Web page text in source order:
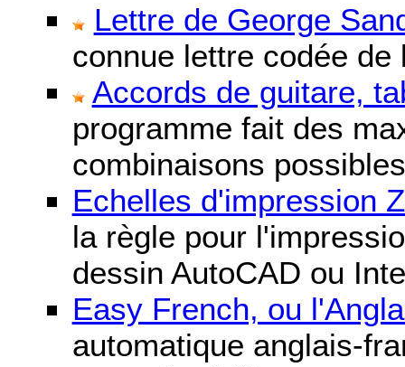
Lettre de George
connue lettre codée
Accords de guitare,
programme fait des
combinaisons
Echelles d'impression
la règle pour
dessin AutoCAD ou
Easy French, ou
automatique anglais-